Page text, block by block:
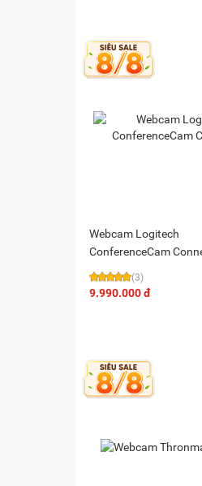
Webcam Logitech
ConferenceCam
(3)
9.990.000 đ